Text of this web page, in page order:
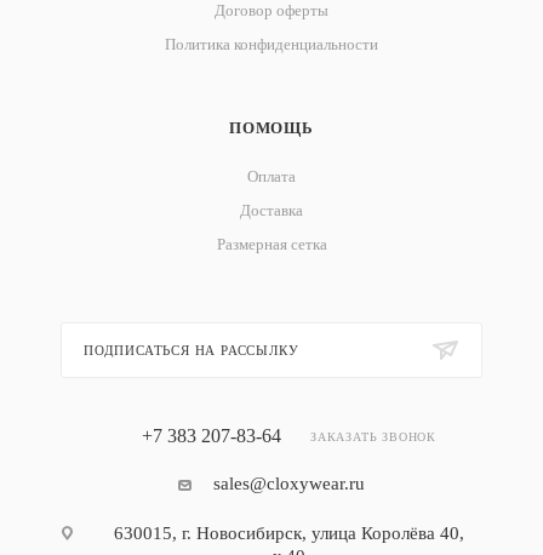
Договор оферты
Политика конфиденциальности
ПОМОЩЬ
Оплата
Доставка
Размерная сетка
ПОДПИСАТЬСЯ НА РАССЫЛКУ
+7 383 207-83-64 ЗАКАЗАТЬ ЗВОНОК
sales@cloxywear.ru
630015, г. Новосибирск, улица Королёва 40,